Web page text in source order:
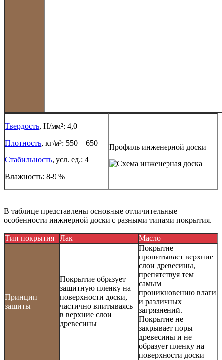
Твердость, Н/мм²: 4,0
Плотность, кг/м³: 550 – 650
Стабильность, усл. ед.: 4
Влажность: 8-9 %
Профиль инженерной доски
В таблице представлены основные отличительные
особенности инжнерной доски с разными типами покрытия.
Тип покрытия Лак Масло
Принцип
защиты
Покрытие образует
защитную пленку на
поверхности доски,
частично впитываясь
в верхние слои
древесины
Покрытие
пропитывает верхние
слои древесины,
препятствуя тем
самым
проникновению влаги
и различных
загрязнений.
Покрытие не
закрывает поры
древесины и не
образует пленку на
поверхности доски